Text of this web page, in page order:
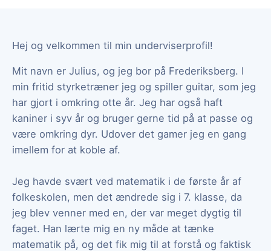
Hej og velkommen til min underviserprofil!
Mit navn er Julius, og jeg bor på Frederiksberg. I
min fritid styrketræner jeg og spiller guitar, som jeg
har gjort i omkring otte år. Jeg har også haft
kaniner i syv år og bruger gerne tid på at passe og
være omkring dyr. Udover det gamer jeg en gang
imellem for at koble af.
Jeg havde svært ved matematik i de første år af
folkeskolen, men det ændrede sig i 7. klasse, da
jeg blev venner med en, der var meget dygtig til
faget. Han lærte mig en ny måde at tænke
matematik på, og det fik mig til at forstå og faktisk